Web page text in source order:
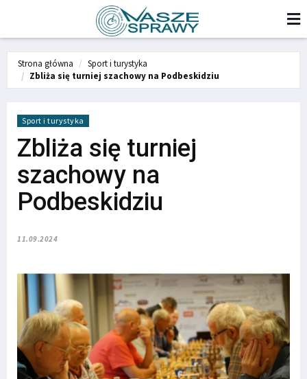
Strona główna
Sport i turystyka
Zbliża się turniej szachowy na Podbeskidziu
Sport i turystyka
Zbliża się turniej
szachowy na
Podbeskidziu
11.09.2024